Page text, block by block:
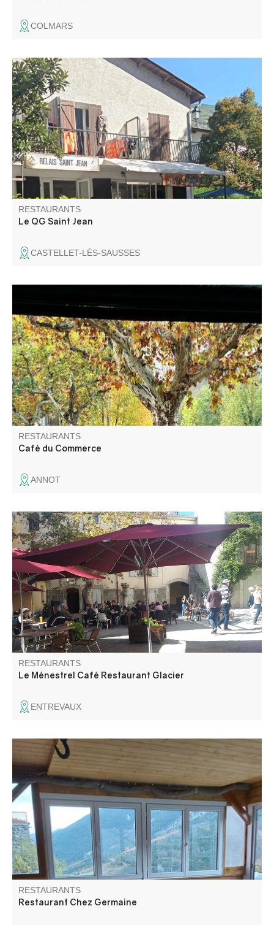
COLMARS
Situé à la sortie du village d'Entrevaux, jolie restaurant
avec une grande salle et une terrasse accueillante.
Restauration familiale avec de bons produits locaux.
RESTAURANTS
Le QG Saint Jean
CASTELLET-LÈS-SAUSSES
Ambiance bistrot, restauration snack, glacier. Terrasse
face au jeu de boules de la place.
RESTAURANTS
Café du Commerce
ANNOT
Le Ménestrel café restaurant glacier, situé au cœur de la
cité médiévale, vous propose un maximum de produits
faits maison et régionaux. Place très agréable autour
d'une fontaine, au pied du chemin d'accès à la Citadelle.
RESTAURANTS
Le Ménestrel Café Restaurant Glacier
ENTREVAUX
Restaurant avec vue panoramique proposant une cuisine
à base de produits locaux et des plats à emporter :
bruschettas, focaccias, pizzas le week-end.
RESTAURANTS
Restaurant Chez Germaine